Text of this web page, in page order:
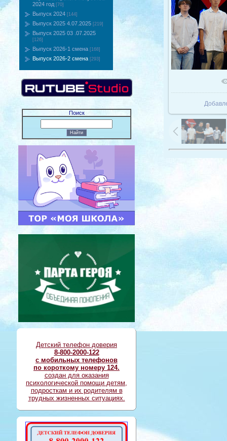
2024 год [70]
Выпуск 2024 [144]
Выпуск 2025 4.07.2025 [219]
Выпуск 2025 03 .07.2025
[126]
Выпуск 2026-1 смена [168]
Выпуск 2026-2 смена [293]
Поиск
Детский телефон доверия
8-800-2000-122
с мобильных телефонов
по короткому номеру 124.
создан для оказания
психологической помощи детям,
подросткам и их родителям в
трудных жизненных ситуациях.
В